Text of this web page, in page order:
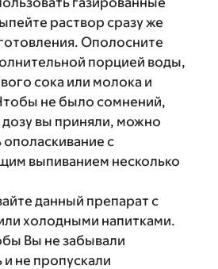
раствор сразу же
Ополосните
порцией воды,
сока или молока и
не было сомнений,
вы приняли, можно
с
выпиванием несколько
данный препарат с
холодными напитками.
Вы не забывали
не пропускали